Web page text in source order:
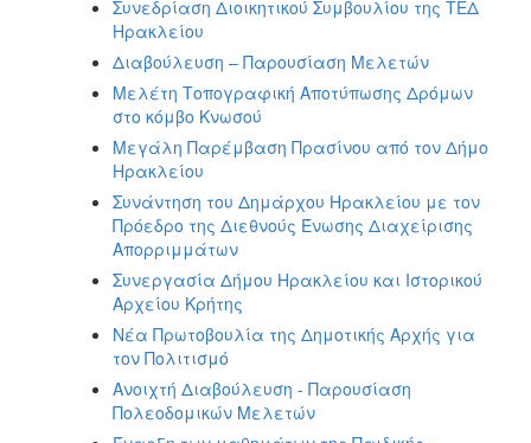
Συνεδρίαση Διοικητικού Συμβουλίου της ΤΕΔ
Ηρακλείου
Διαβούλευση – Παρουσίαση Μελετών
Μελέτη Τοπογραφική Αποτύπωσης Δρόμων
στο κόμβο Κνωσού
Μεγάλη Παρέμβαση Πρασίνου από τον Δήμο
Ηρακλείου
Συνάντηση του Δημάρχου Ηρακλείου με τον
Πρόεδρο της Διεθνούς Ένωσης Διαχείρισης
Απορριμμάτων
Συνεργασία Δήμου Ηρακλείου και Ιστορικού
Αρχείου Κρήτης
Νέα Πρωτοβουλία της Δημοτικής Αρχής για
τον Πολιτισμό
Ανοιχτή Διαβούλευση - Παρουσίαση
Πολεοδομικών Μελετών